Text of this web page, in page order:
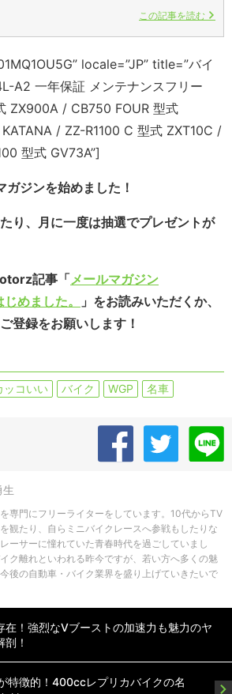
この記事を読む
locale=”JP” title=”バイ
A2 一年保証 メンテナンスフリー
ZX900A / CB750 FOUR 型式
/ ZZ-R1100 C 型式 ZXT10C /
型式 GV73A”]
ジンを始めました！
り、月に一度は抽選でプレゼントが
記事「メールマガジン
めました。
」をお読みいただくか、
登録をお願いします！
ッコいい バイク WGP 名車
生
専門にフリーライターをしています。10代からTV
観たり、自らミニバイクレースへ参戦もしたりな
ーサーに憧れていた青春時代を過ごしていまし
ク離れといわれる昨今ですが、若い方へ多くの魅
後の自動車・バイク業界を盛り上げていきたいで
在！強烈なVブーストの加速力も魅力のヤ
！
特徴的！400ccレプリカバイクの名